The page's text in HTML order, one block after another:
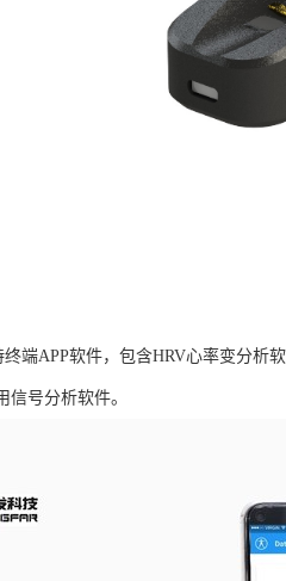
端APP软件，包含HRV心率变分析
信号分析软件。